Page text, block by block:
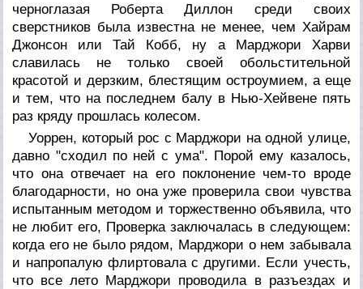
черноглазая Роберта Диллон среди своих
сверстников была известна не менее, чем Хайрам
Джонсон или Тай Кобб, ну а Марджори Харви
славилась не только своей обольстительной
красотой и дерзким, блестящим остроумием, а еще
и тем, что на последнем балу в Нью-Хейвене пять
раз кряду прошлась колесом.
Уоррен, который рос с Марджори на одной улице,
давно "сходил по ней с ума". Порой ему казалось,
что она отвечает на его поклонение чем-то вроде
благодарности, но она уже проверила свои чувства
испытанным методом и торжественно объявила, что
не любит его, Проверка заключалась в следующем:
когда его не было рядом, Марджори о нем забывала
и напропалую флиртовала с другими. Если учесть,
что все лето Марджори проводила в разъездах и